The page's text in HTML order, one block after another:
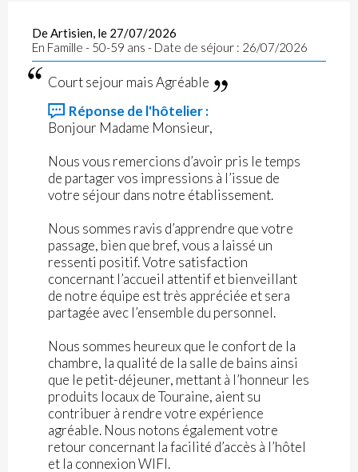
De Artisien, le 27/07/2026
En Famille - 50-59 ans - Date de séjour : 26/07/2026
Court sejour mais Agréable
Réponse de l'hôtelier :
Bonjour Madame Monsieur,
Nous vous remercions d’avoir pris le temps
de partager vos impressions à l’issue de
votre séjour dans notre établissement.
Nous sommes ravis d’apprendre que votre
passage, bien que bref, vous a laissé un
ressenti positif. Votre satisfaction
concernant l’accueil attentif et bienveillant
de notre équipe est très appréciée et sera
partagée avec l’ensemble du personnel.
Nous sommes heureux que le confort de la
chambre, la qualité de la salle de bains ainsi
que le petit-déjeuner, mettant à l’honneur les
produits locaux de Touraine, aient su
contribuer à rendre votre expérience
agréable. Nous notons également votre
retour concernant la facilité d’accès à l’hôtel
et la connexion WIFI.